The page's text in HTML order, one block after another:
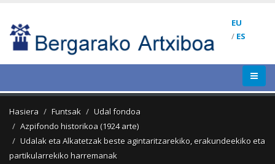
EU
/ ES
Hasiera Funtsak
Udal fondoa
Azpifondo historikoa (1924 arte)
Udalak eta Alkatetzak beste agintaritzarekiko, erakundeekiko eta
partikularrekiko harremanak